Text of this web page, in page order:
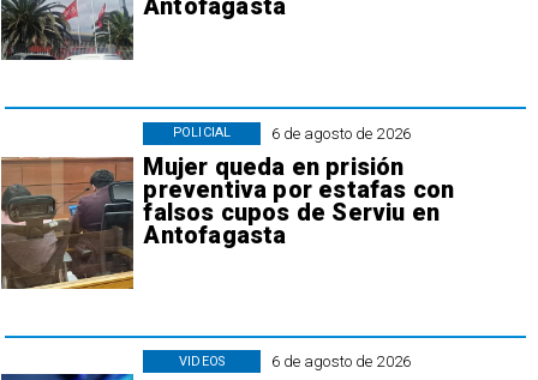
Antofagasta
6 de agosto de 2026
Mujer queda en prisión
preventiva por estafas con
falsos cupos de Serviu en
Antofagasta
POLICIAL
6 de agosto de 2026
VIDEOS